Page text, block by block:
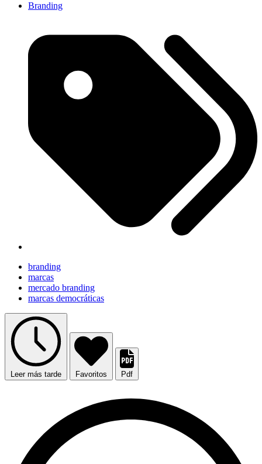
Branding
branding
marcas
mercado branding
marcas democráticas
Leer más tarde Favoritos Pdf